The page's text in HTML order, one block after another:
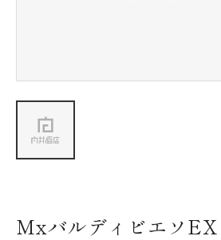
MxバルディビエソEX